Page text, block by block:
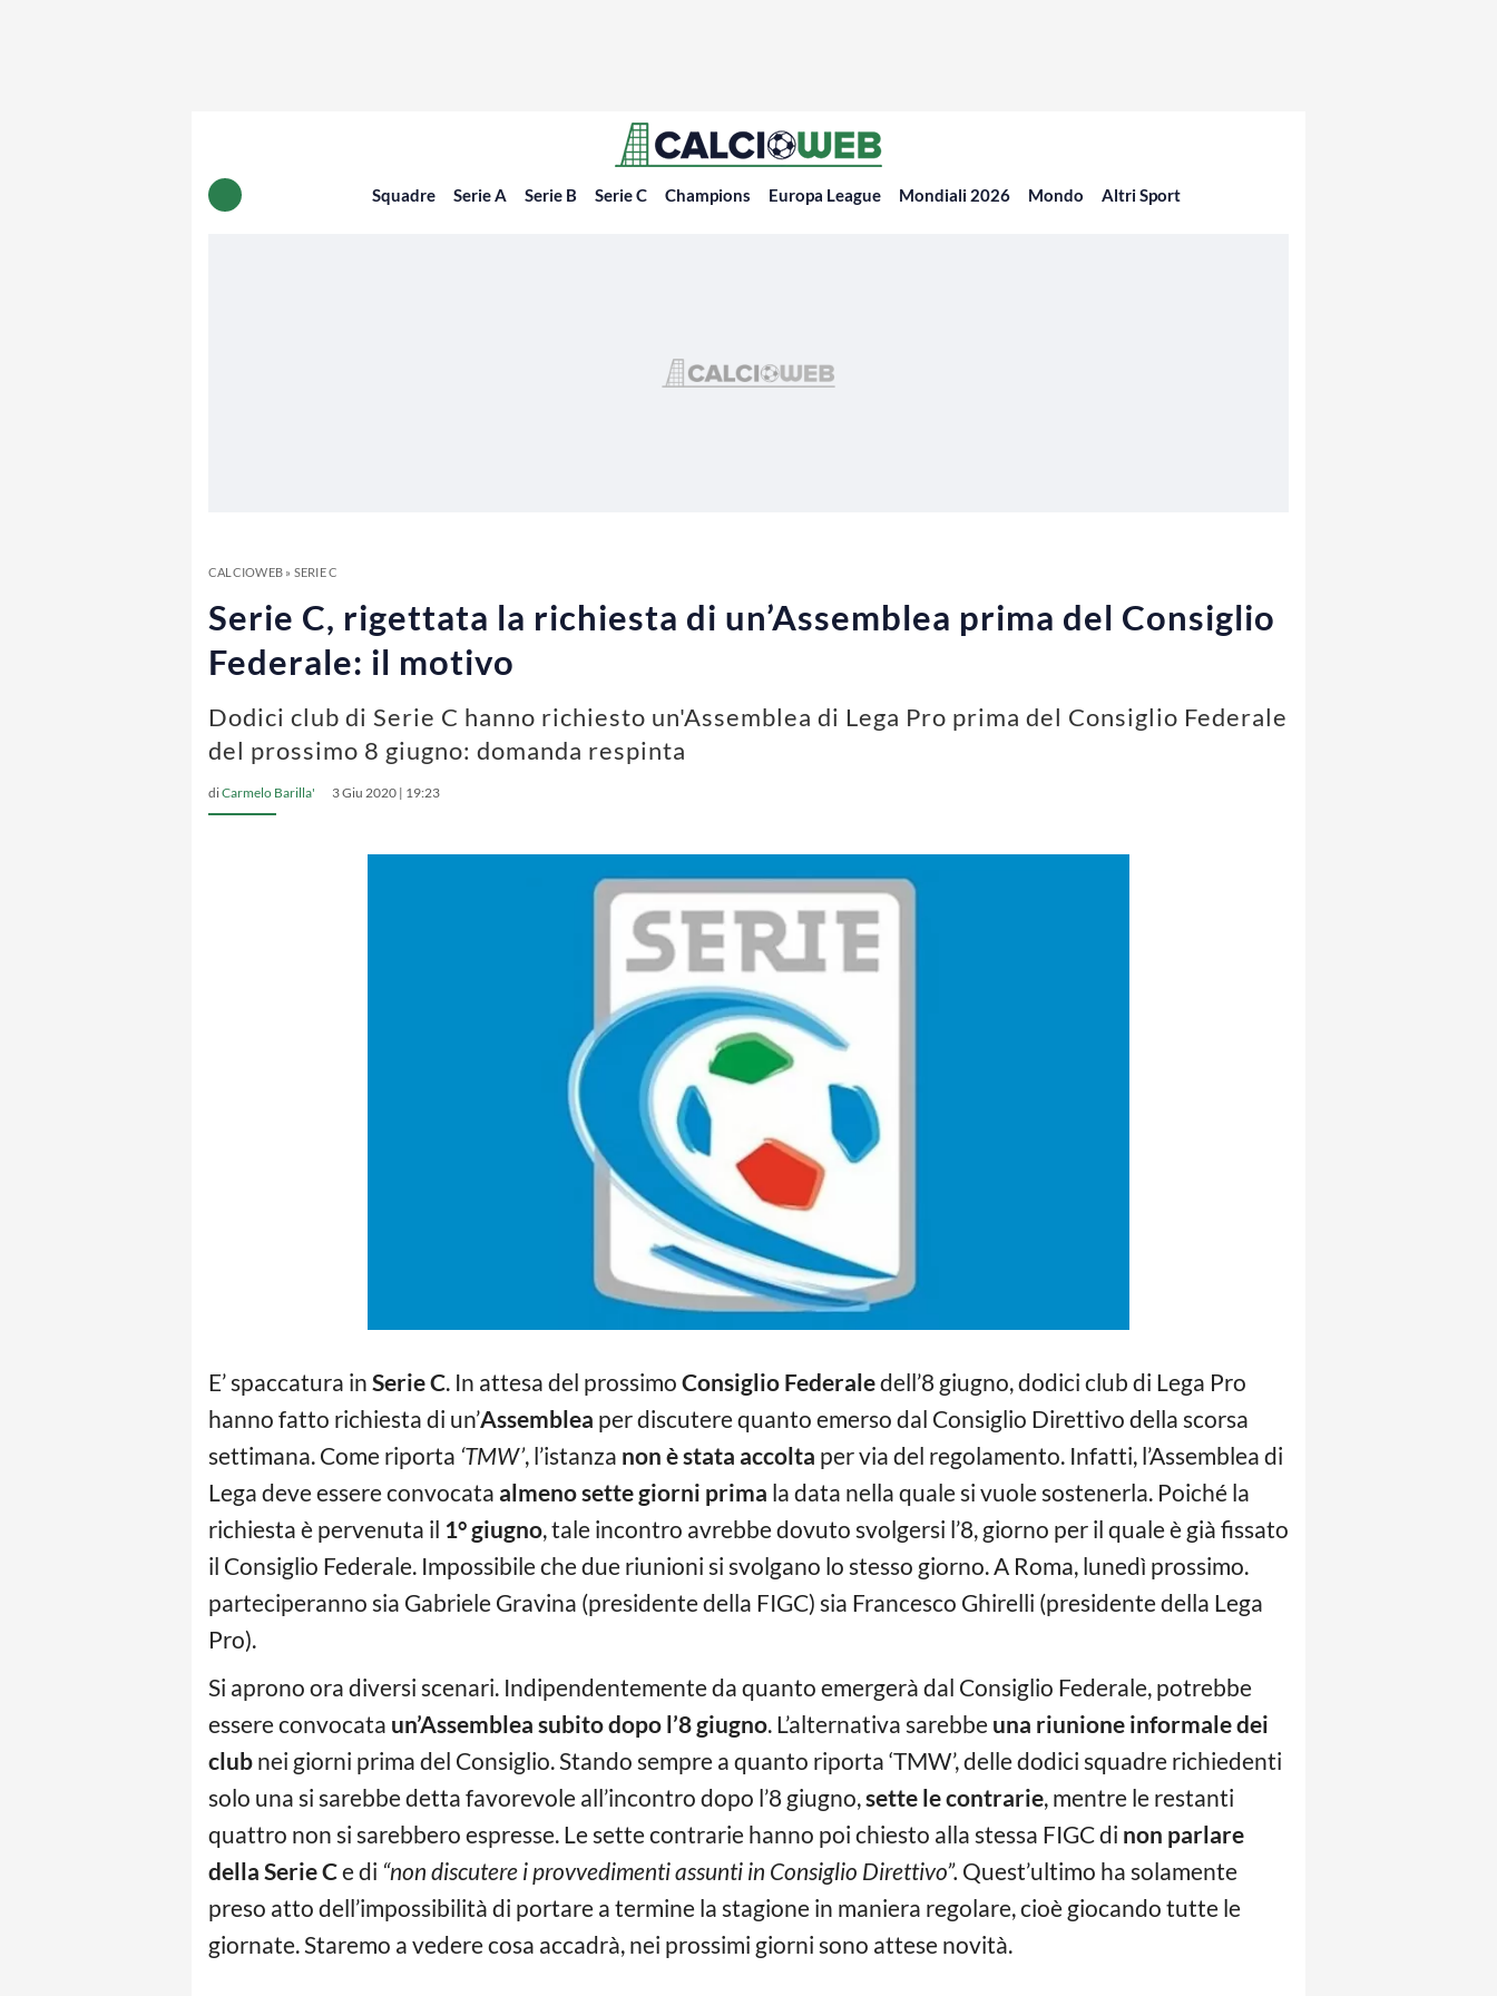
Squadre Serie A Serie B Serie C Champions Europa League Mondiali 2026 Mondo Altri Sport
CALCIOWEB» SERIE C
Serie C, rigettata la richiesta di un’Assemblea prima del Consiglio
Federale: il motivo
Dodici club di Serie C hanno richiesto un'Assemblea di Lega Pro prima del Consiglio Federale
del prossimo 8 giugno: domanda respinta
diCarmelo Barilla' 3 Giu 2020 | 19:23
E’ spaccatura in Serie C. In attesa del prossimo Consiglio Federaledell’8 giugno, dodici club di Lega Pro
hanno fatto richiesta di un’Assemblea per discutere quanto emerso dal Consiglio Direttivo della scorsa
settimana. Come riporta ‘TMW’, l’istanza non è stata accolta per via del regolamento. Infatti, l’Assemblea di
Lega deve essere convocata almeno sette giorni prima la data nella quale si vuole sostenerla. Poiché la
richiesta è pervenuta il 1° giugno, tale incontro avrebbe dovuto svolgersi l’8, giorno per il quale è già fissato
il Consiglio Federale. Impossibile che due riunioni si svolgano lo stesso giorno. A Roma, lunedì prossimo.
parteciperanno sia Gabriele Gravina (presidente della FIGC) sia Francesco Ghirelli (presidente della Lega
Pro).
Si aprono ora diversi scenari. Indipendentemente da quanto emergerà dal Consiglio Federale, potrebbe
essere convocata un’Assemblea subito dopo l’8 giugno. L’alternativa sarebbe una riunione informale dei
club nei giorni prima del Consiglio. Stando sempre a quanto riporta ‘TMW’, delle dodici squadre richiedenti
solo una si sarebbe detta favorevole all’incontro dopo l’8 giugno,sette le contrarie, mentre le restanti
quattro non si sarebbero espresse. Le sette contrarie hanno poi chiesto alla stessa FIGC di non parlare
della Serie Ce di “non discutere i provvedimenti assunti in Consiglio Direttivo”. Quest’ultimo ha solamente
preso atto dell’impossibilità di portare a termine la stagione in maniera regolare, cioè giocando tutte le
giornate. Staremo a vedere cosa accadrà, nei prossimi giorni sono attese novità.